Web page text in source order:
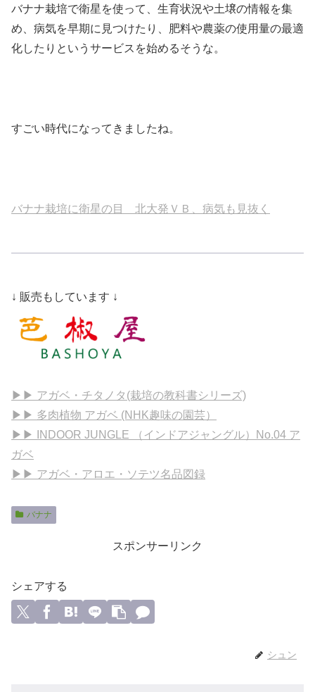
バナナ栽培で衛星を使って、生育状況や土壌の情報を集
め、病気を早期に見つけたり、肥料や農薬の使用量の最適
化したりというサービスを始めるそうな。
すごい時代になってきましたね。
バナナ栽培に衛星の目 北大発ＶＢ、病気も見抜く
↓ 販売もしています ↓
▶▶ アガベ・チタノタ(栽培の教科書シリーズ)
▶▶ 多肉植物 アガベ (NHK趣味の園芸）
▶▶ INDOOR JUNGLE （インドアジャングル）No.04 ア
ガベ
▶▶ アガベ・アロエ・ソテツ名品図録
バナナ
スポンサーリンク
シェアする
シュン